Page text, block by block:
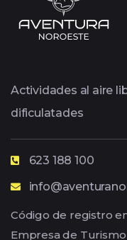
Actividades al aire
dificulatades
623 188 100
Código de registro
Empresa de Turismo